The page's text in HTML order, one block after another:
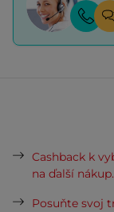
Cashback k
na ďalší nákup.
Posuňte svoj